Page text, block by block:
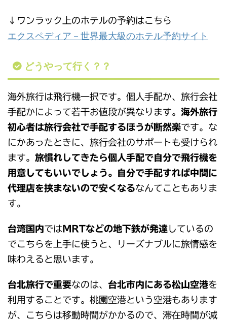
↓ワンラック上のホテルの予約はこちら
エクスペディア－世界最大級のホテル予約サイト
どうやって行く？？
海外旅行は飛行機一択です。個人手配か、旅行会社
手配かによって若干お値段が異なります。 海外旅行
初心者は旅行会社で手配するほうが断然楽です。な
にかあったときに、旅行会社のサポートも受けられ
ます。 旅慣れしてきたら個人手配で自分で飛行機を
用意してもいいでしょう。自分で手配すれば中間に
代理店を挟まないので安くなるなんてこともありま
す。
台湾国内では MRTなどの地下鉄が発達しているの
でこちらを上手に使うと、リーズナブルに旅情感を
味わえると思います。
台北旅行で重要なのは、 台北市内にある松山空港を
利用することです。桃園空港という空港もあります
が、こちらは移動時間がかかるので、滞在時間が減